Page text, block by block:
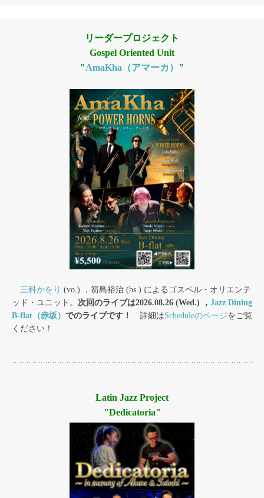
リーダープロジェクト
Gospel Oriented Unit
"AmaKha（アマーカ） "
三科かをり (vo.) ，箭島裕治 (bs.) によるゴスペル・オリエンテ
ッド・ユニット。 次回のライブは2026.08.26 (Wed.) ， Jazz Dining
B-flat（赤坂） でのライブです！ 詳細はScheduleのページをご覧
ください！
Latin Jazz Project
"Dedicatoria"